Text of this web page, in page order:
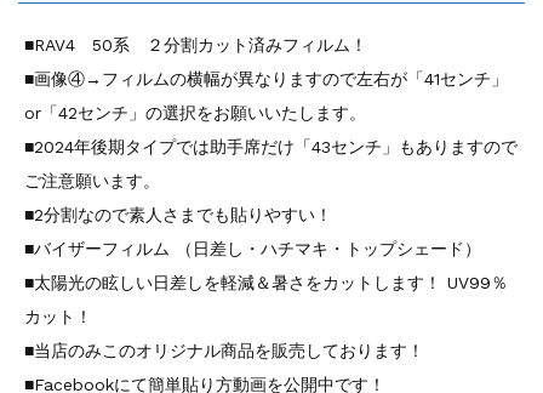
■RAV4 50系 ２分割カット済みフィルム！
■画像④→フィルムの横幅が異なりますので左右が「41センチ」
or「42センチ」の選択をお願いいたします。
■2024年後期タイプでは助手席だけ「43センチ」もありますので
ご注意願います。
■2分割なので素人さまでも貼りやすい！
■バイザーフィルム （日差し・ハチマキ・トップシェード）
■太陽光の眩しい日差しを軽減＆暑さをカットします！ UV99％
カット！
■当店のみこのオリジナル商品を販売しております！
■Facebookにて簡単貼り方動画を公開中です！